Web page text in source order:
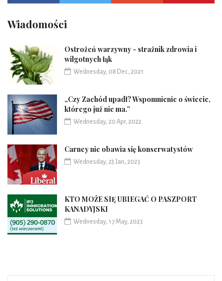
Wiadomości
Ostrożeń warzywny - strażnik zdrowia i
wilgotnych łąk
Wednesday, 08 Dec, 2021
„Czy Zachód upadł? Wspomnienie o świecie,
którego już nie ma.”
Wednesday, 20 Apr, 2022
Carney nie obawia się konserwatystów
Wednesday, 25 Jan, 2023
KTO MOŻE SIĘ UBIEGAĆ O PASZPORT
KANADYJSKI
Wednesday, 17 May, 2023